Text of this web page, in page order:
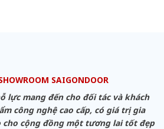
SAIGONDOOR
lực mang đến cho đối tác và khách
công nghệ cao cấp, có giá trị gia
cho cộng đồng một tương lai tốt đẹp